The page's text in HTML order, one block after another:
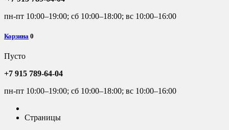
пн-пт 10:00–19:00; сб 10:00–18:00; вс 10:00–16:00
Корзина 0
Пусто
+7 915 789-64-04
пн-пт 10:00–19:00; сб 10:00–18:00; вс 10:00–16:00
Страницы